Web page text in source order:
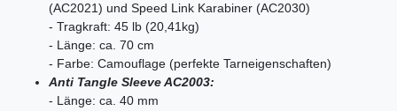
(AC2021) und Speed Link Karabiner (AC2030)
- Tragkraft: 45 lb (20,41kg)
- Länge: ca. 70 cm
- Farbe: Camouflage (perfekte Tarneigenschaften)
Anti Tangle Sleeve AC2003:
- Länge: ca. 40 mm